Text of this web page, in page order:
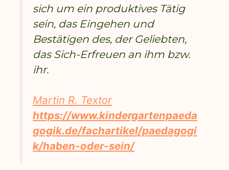
sich um ein produktives Tätig
sein, das Eingehen und
Bestätigen des, der Geliebten,
das Sich-Erfreuen an ihm bzw.
ihr.
Martin R. Textor
https://www.kindergartenpaeda
gogik.de/fachartikel/paedagogi
k/haben-oder-sein/